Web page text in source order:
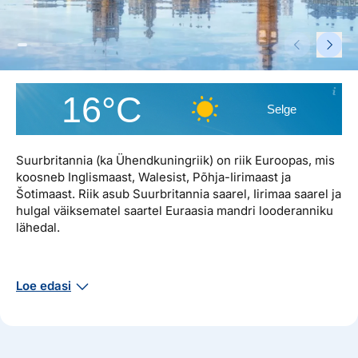
Reisitarvete e-pood
Airalo eSIM
Reisija meelespea
Kuldkaart
Platinum Club
Püsisoodustused
Boonuspunktid
Ettevõttest, kontaktid, reisikonsultandi teenus, tule
tööle, uudised...
Ettevõttest
Kontaktid
Reisikonsultandi teenus
Tule tööle
Uudised
16°C Selge
Suurbritannia (ka Ühendkuningriik) on riik Euroopas, mis
koosneb Inglismaast, Walesist, Põhja-Iirimaast ja
Šotimaast. Riik asub Suurbritannia saarel, Iirimaa saarel ja
hulgal väiksematel saartel Euraasia mandri looderanniku
lähedal.
ÜLDINFO
Loe edasi